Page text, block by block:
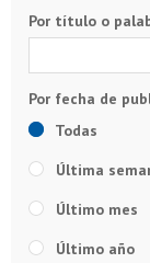
Por título o
Todas
Última
Último mes
Último año